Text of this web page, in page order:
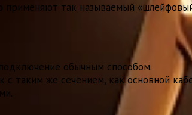
применяют так называемый
обычным способом.
с таким же сечением, как основной